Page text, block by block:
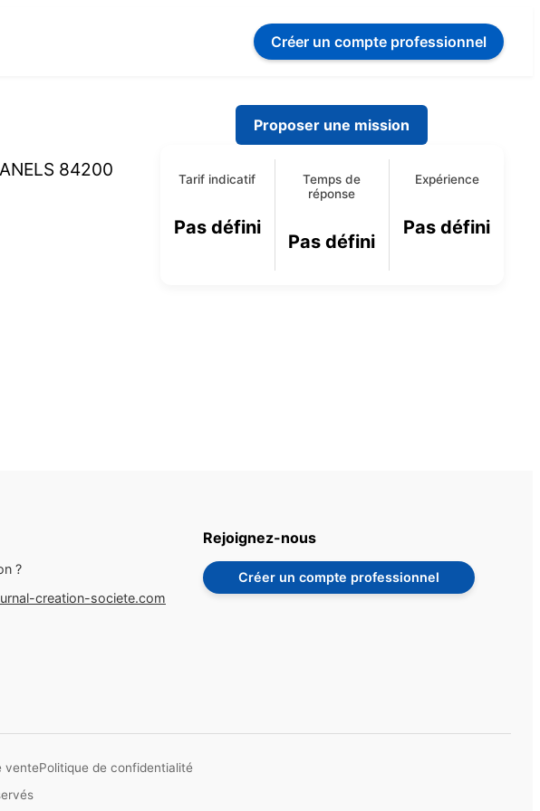
Créer un compte professionnel
84200
Proposer une mission
Tarif indicatif
Pas défini
Temps de
réponse
Pas défini
Expérience
Pas défini
?
creation-societe.com
Rejoignez-nous
Créer un compte professionnel
ventePolitique de confidentialité